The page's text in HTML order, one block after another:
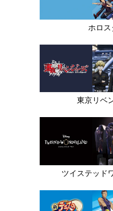
ホロ
東京リベ
ツイステッド